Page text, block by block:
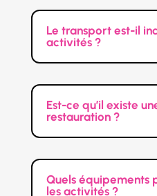
Le transport est-il
activités ?
Est-ce qu’il existe
restauration ?
Quels équipements
les activités ?